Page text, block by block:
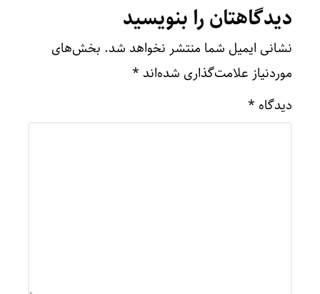
دیدگاهتان را بنویسید
نشانی ایمیل شما منتشر نخواهد شد. بخش‌های
موردنیاز علامت‌گذاری شده‌اند *
دیدگاه *